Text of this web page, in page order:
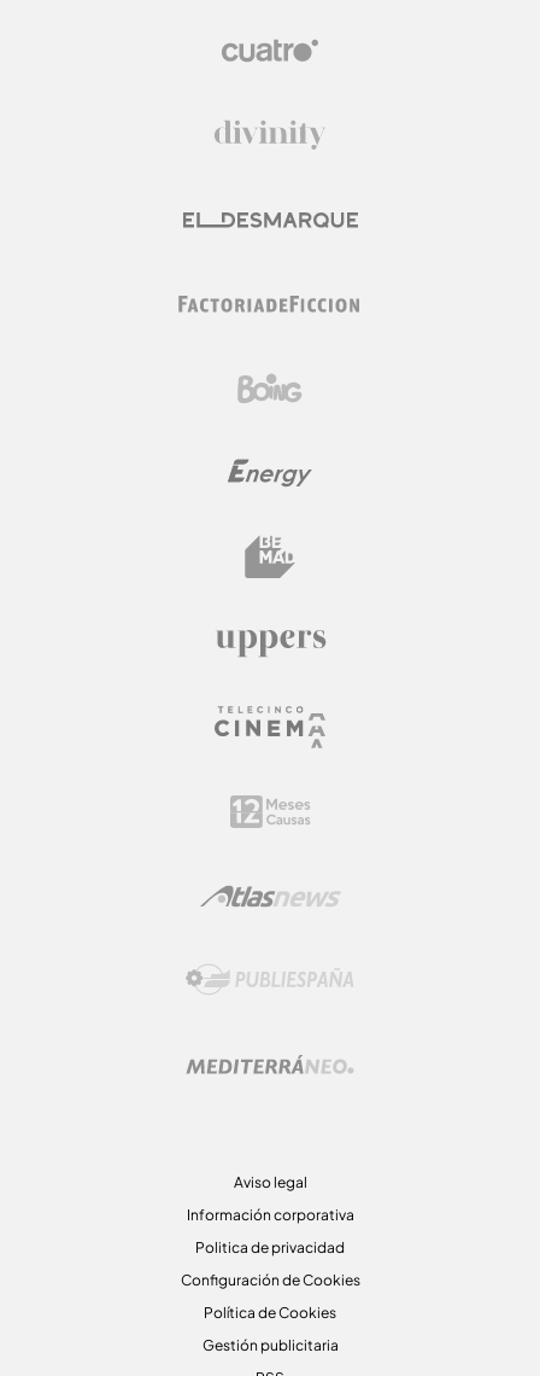
Aviso legal
Información corporativa
Politica de privacidad
Configuración de Cookies
Política de Cookies
Gestión publicitaria